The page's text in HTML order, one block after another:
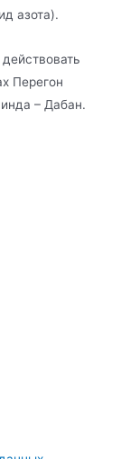
азота).
Перегон
– Дабан.